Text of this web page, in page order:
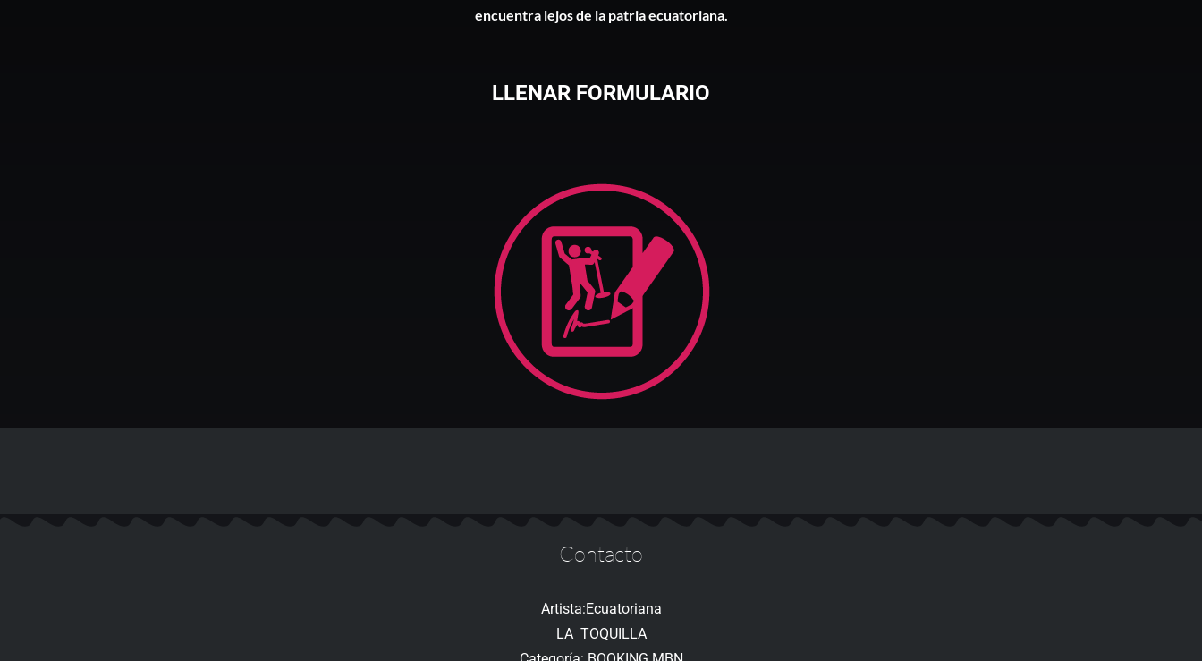
encuentra lejos de la patria ecuatoriana.
LLENAR FORMULARIO
Contacto
Artista:Ecuatoriana
LA TOQUILLA